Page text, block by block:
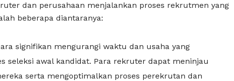
dan perusahaan menjalankan proses rekrutmen yang
beberapa diantaranya:
signifikan mengurangi waktu dan usaha yang
seleksi awal kandidat. Para rekruter dapat meninjau
serta mengoptimalkan proses perekrutan dan